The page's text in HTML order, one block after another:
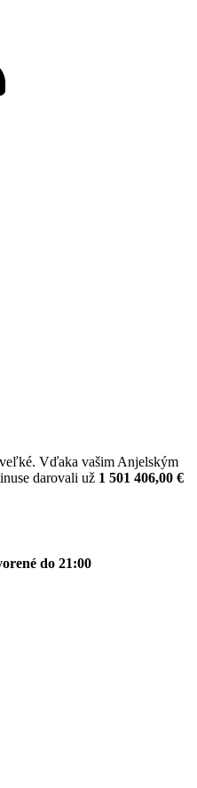
Vďaka vašim Anjelským
darovali už 1 501 406,00 €
do 21:00